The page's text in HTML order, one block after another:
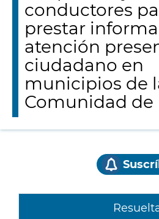
conductores
prestar
atención
ciudadano en
municipios de
Comunidad de